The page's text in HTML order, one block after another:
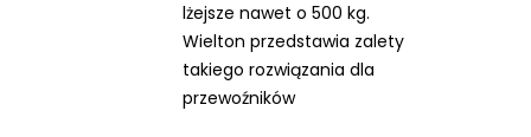
lżejsze nawet o 500 kg.
Wielton przedstawia zalety
takiego rozwiązania dla
przewoźników